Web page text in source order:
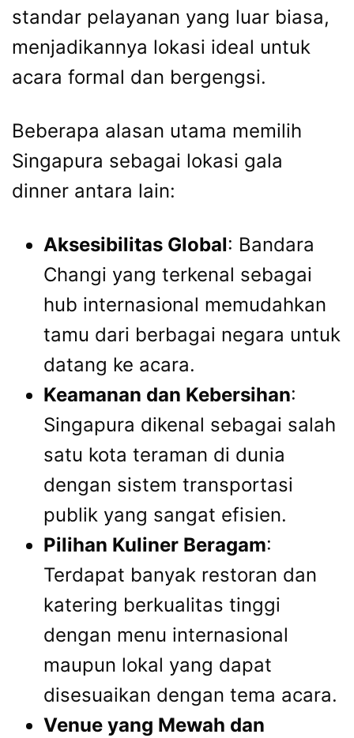
standar pelayanan yang luar biasa,
menjadikannya lokasi ideal untuk
acara formal dan bergengsi.
Beberapa alasan utama memilih
Singapura sebagai lokasi gala
dinner antara lain:
Aksesibilitas Global: Bandara
Changi yang terkenal sebagai
hub internasional memudahkan
tamu dari berbagai negara untuk
datang ke acara.
Keamanan dan Kebersihan:
Singapura dikenal sebagai salah
satu kota teraman di dunia
dengan sistem transportasi
publik yang sangat efisien.
Pilihan Kuliner Beragam:
Terdapat banyak restoran dan
katering berkualitas tinggi
dengan menu internasional
maupun lokal yang dapat
disesuaikan dengan tema acara.
Venue yang Mewah dan